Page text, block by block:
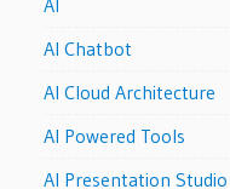
AI Chatbot
AI Cloud Architecture
AI Powered Tools
AI Presentation Studio